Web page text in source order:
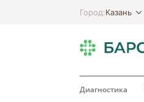
Город:Казань
Диагностика